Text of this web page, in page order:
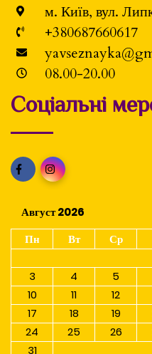
м. Київ, вул.
+380687660617
08.00-20.00
Соціальні
Август 2026
Пн
Вт Ср
3
4 5
10
11 12
17
18 19
24
25 26
31